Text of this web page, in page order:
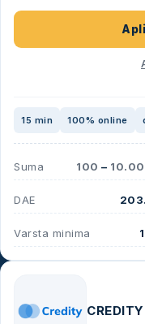
15 min 100% online
Suma 100 –
DAE
Varsta minima
CREDITY